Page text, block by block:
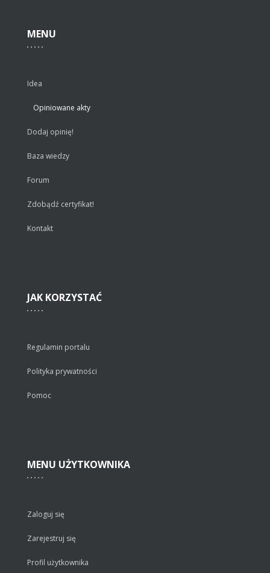
MENU
Idea
Opiniowane akty
Dodaj opinię!
Baza wiedzy
Forum
Zdobądź certyfikat!
Kontakt
JAK KORZYSTAĆ
Regulamin portalu
Polityka prywatności
Pomoc
MENU UŻYTKOWNIKA
Zaloguj się
Zarejestruj się
Profil użytkownika